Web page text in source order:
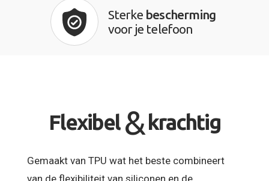
Sterke bescherming
voor je telefoon
Flexibel & krachtig
Gemaakt van TPU wat het beste combineert
van de flexibiliteit van siliconen en de